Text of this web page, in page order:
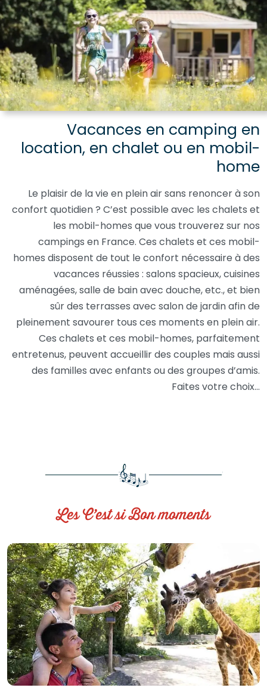
Vacances en camping en
location, en chalet ou en mobil-
home
Le plaisir de la vie en plein air sans renoncer à son
confort quotidien ? C’est possible avec les chalets et
les mobil-homes que vous trouverez sur nos
campings en France. Ces chalets et ces mobil-
homes disposent de tout le confort nécessaire à des
vacances réussies : salons spacieux, cuisines
aménagées, salle de bain avec douche, etc., et bien
sûr des terrasses avec salon de jardin afin de
pleinement savourer tous ces moments en plein air.
Ces chalets et ces mobil-homes, parfaitement
entretenus, peuvent accueillir des couples mais aussi
des familles avec enfants ou des groupes d’amis.
Faites votre choix…
Les C’est si Bon moments